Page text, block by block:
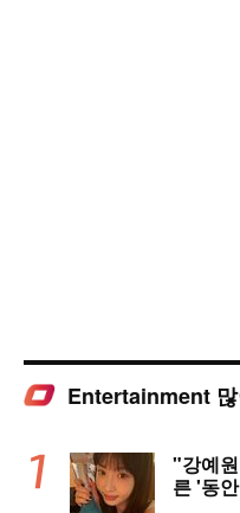
Entertainment
"강예
른 '동